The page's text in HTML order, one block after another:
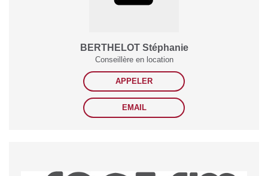
BERTHELOT Stéphanie
Conseillère en location
APPELER
EMAIL